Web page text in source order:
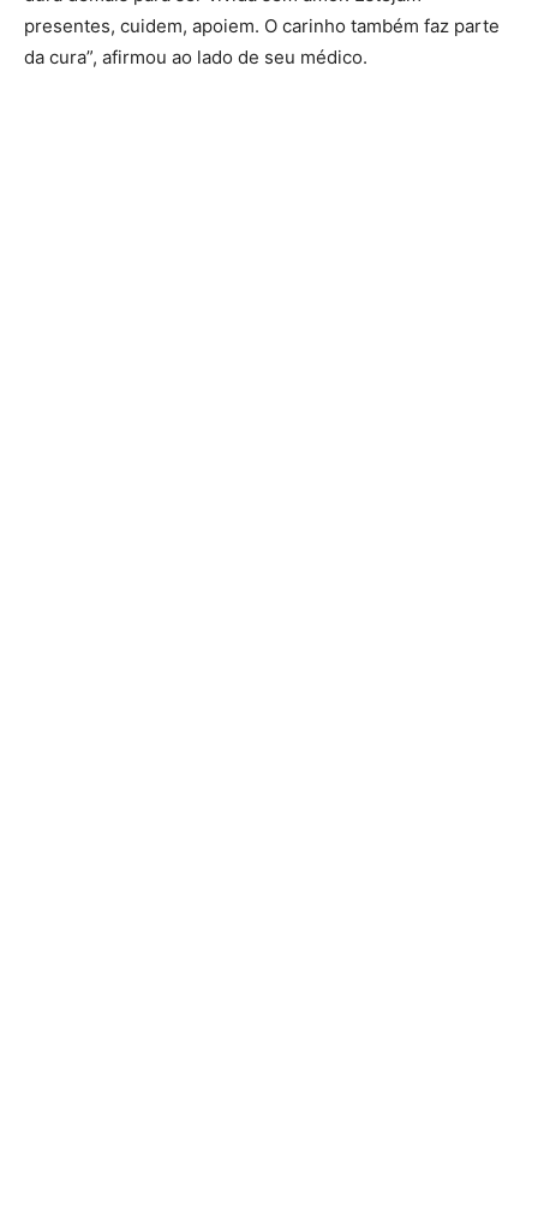
presentes, cuidem, apoiem. O carinho também faz parte
da cura”, afirmou ao lado de seu médico.